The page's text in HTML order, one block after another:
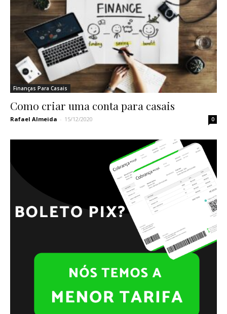
Finanças Para Casais
Como criar uma conta para casais
Rafael Almeida - 15/12/2020 0